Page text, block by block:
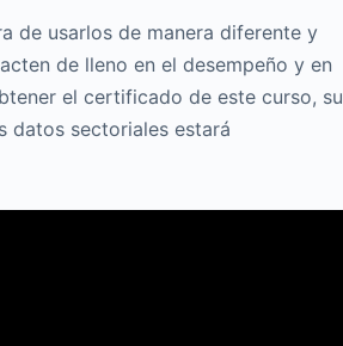
de usarlos de manera diferente y
de lleno en el desempeño y en
el certificado de este curso, su
datos sectoriales estará